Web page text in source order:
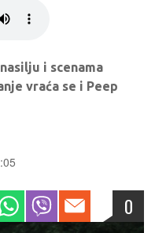
i scenama
vraća se i Peep
0